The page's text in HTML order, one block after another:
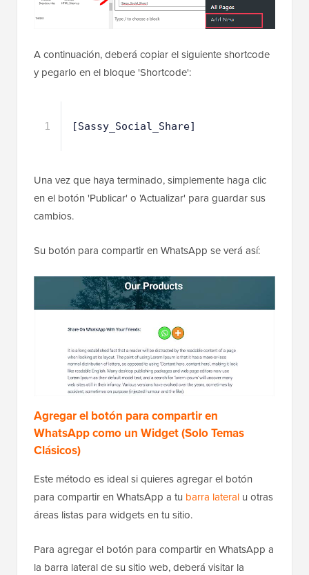
A continuación, deberá copiar el siguiente shortcode
y pegarlo en el bloque 'Shortcode':
1 [Sassy_Social_Share]
Una vez que haya terminado, simplemente haga clic
en el botón 'Publicar' o 'Actualizar' para guardar sus
cambios.
Su botón para compartir en WhatsApp se verá así:
Agregar el botón para compartir en
WhatsApp como un Widget (Solo Temas
Clásicos)
Este método es ideal si quieres agregar el botón
para compartir en WhatsApp a tu barra lateral u otras
áreas listas para widgets en tu sitio.
Para agregar el botón para compartir en WhatsApp a
la barra lateral de su sitio web, deberá visitar la